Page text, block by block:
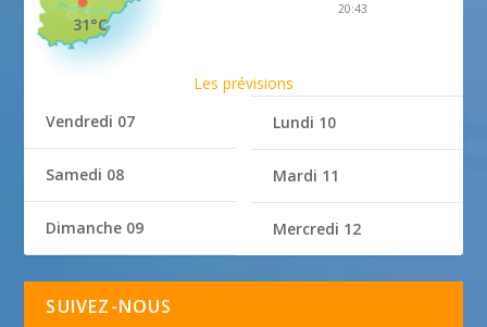
31°C
20:43
Les prévisions
Vendredi 07
Samedi 08
Dimanche 09
Lundi 10
Mardi 11
Mercredi 12
SUIVEZ-NOUS